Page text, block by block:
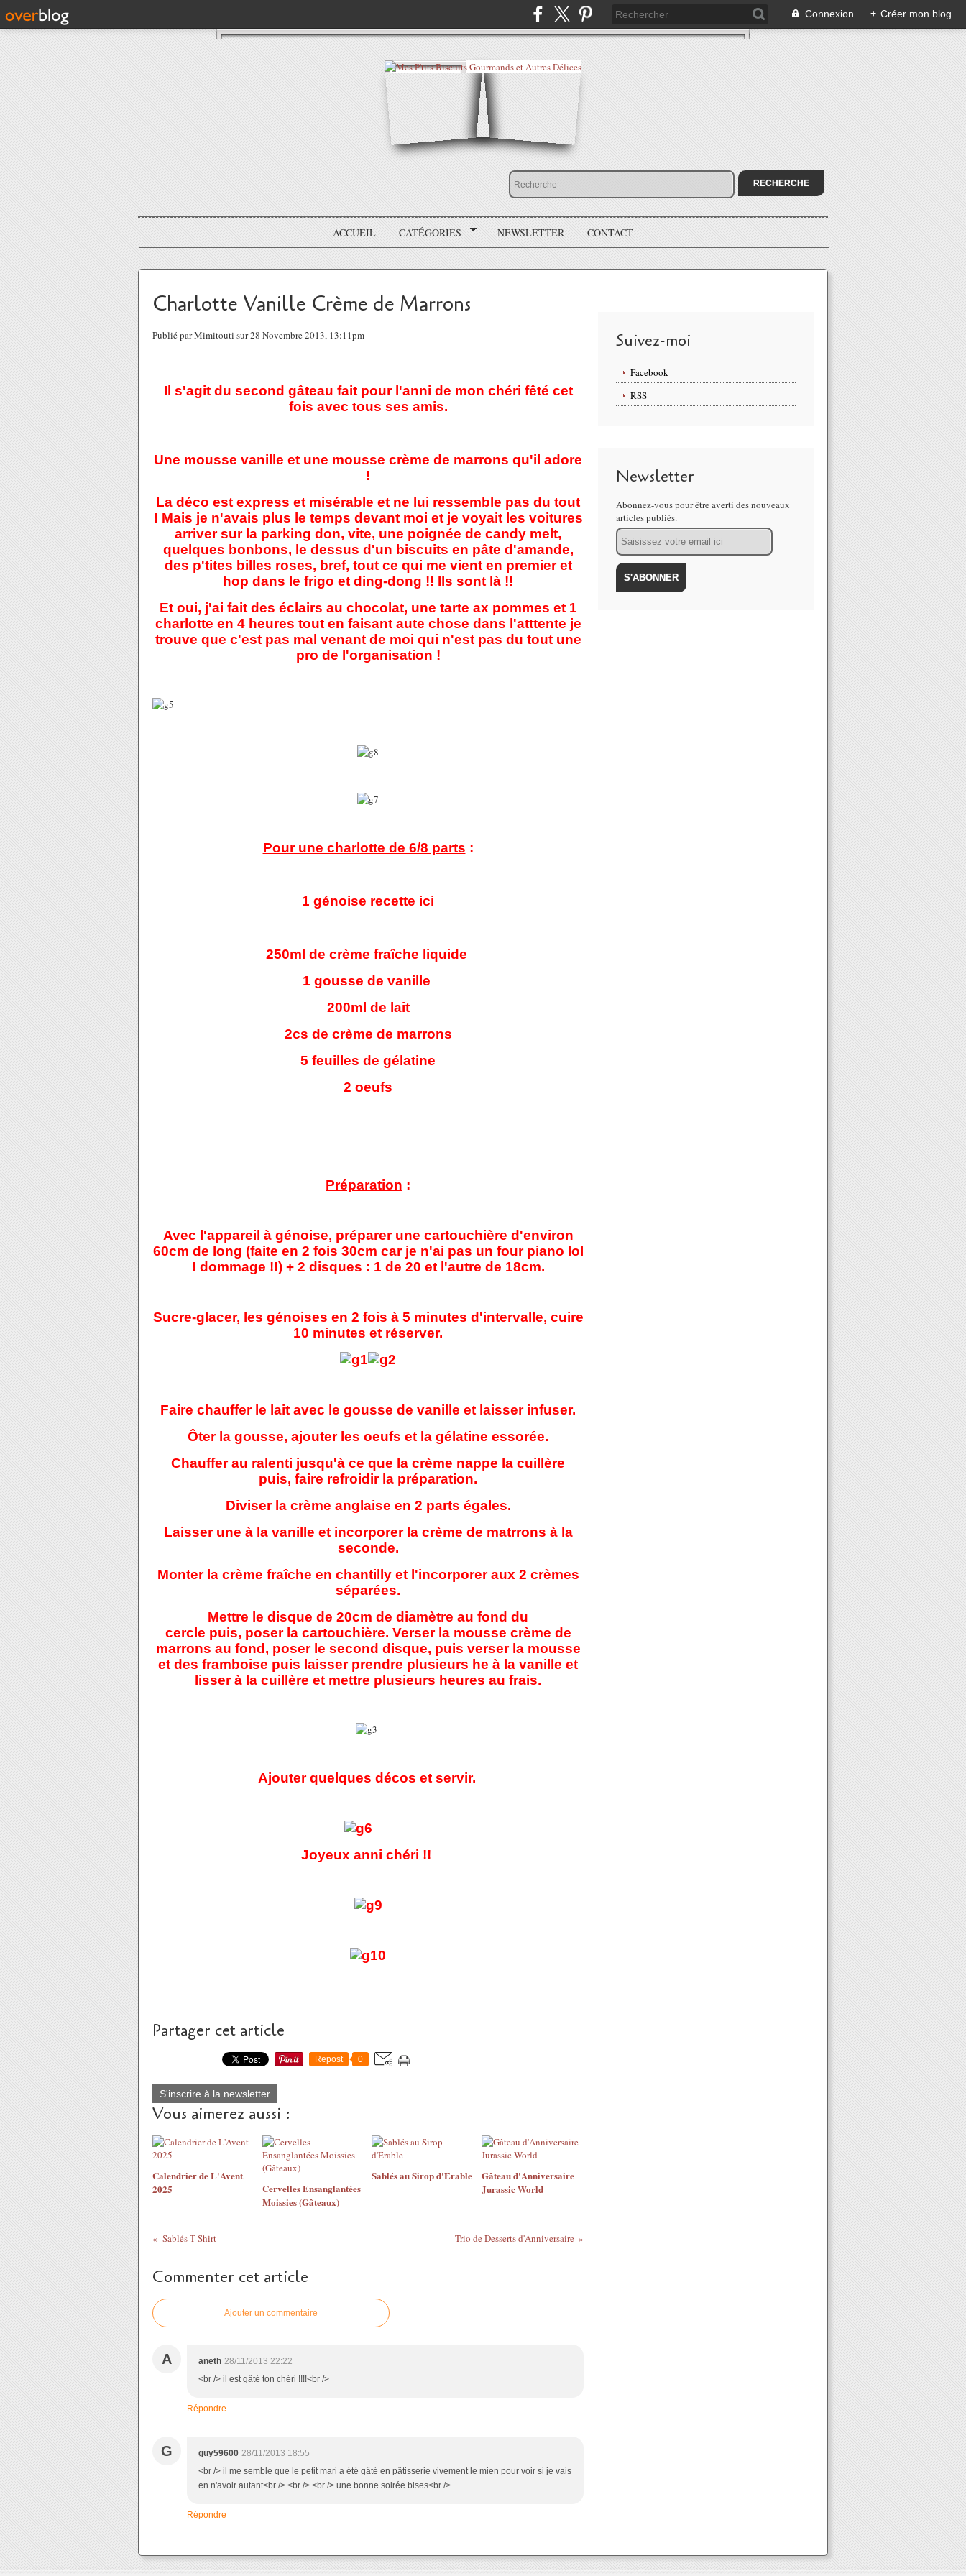
Connexion + Créer mon blog
ACCUEIL CATÉGORIES NEWSLETTER CONTACT
Charlotte Vanille Crème de Marrons
Publié par Mimitouti sur 28 Novembre 2013, 13:11pm
Il s'agit du second gâteau fait pour l'anni de mon chéri fêté cet
fois avec tous ses amis.
Une mousse vanille et une mousse crème de marrons qu'il adore
!
La déco est express et misérable et ne lui ressemble pas du tout
! Mais je n'avais plus le temps devant moi et je voyait les voitures
arriver sur la parking don, vite, une poignée de candy melt,
quelques bonbons, le dessus d'un biscuits en pâte d'amande,
des p'tites billes roses, bref, tout ce qui me vient en premier et
hop dans le frigo et ding-dong !! Ils sont là !!
Et oui, j'ai fait des éclairs au chocolat, une tarte ax pommes et 1
charlotte en 4 heures tout en faisant aute chose dans l'atttente je
trouve que c'est pas mal venant de moi qui n'est pas du tout une
pro de l'organisation !
Pour une charlotte de 6/8 parts :
1 génoise recette ici
250ml de crème fraîche liquide
1 gousse de vanille
200ml de lait
2cs de crème de marrons
5 feuilles de gélatine
2 oeufs
Préparation :
Avec l'appareil à génoise, préparer une cartouchière d'environ
60cm de long (faite en 2 fois 30cm car je n'ai pas un four piano lol
! dommage !!) + 2 disques : 1 de 20 et l'autre de 18cm.
Sucre-glacer, les génoises en 2 fois à 5 minutes d'intervalle, cuire
10 minutes et réserver.
Faire chauffer le lait avec le gousse de vanille et laisser infuser.
Ôter la gousse, ajouter les oeufs et la gélatine essorée.
Chauffer au ralenti jusqu'à ce que la crème nappe la cuillère
puis, faire refroidir la préparation.
Diviser la crème anglaise en 2 parts égales.
Laisser une à la vanille et incorporer la crème de matrrons à la
seconde.
Monter la crème fraîche en chantilly et l'incorporer aux 2 crèmes
séparées.
Mettre le disque de 20cm de diamètre au fond du
cercle puis, poser la cartouchière. Verser la mousse crème de
marrons au fond, poser le second disque, puis verser la mousse
et des framboise puis laisser prendre plusieurs he à la vanille et
lisser à la cuillère et mettre plusieurs heures au frais.
Ajouter quelques décos et servir.
Joyeux anni chéri !!
Partager cet article
Repost 0
S'inscrire à la newsletter
Vous aimerez aussi :
Calendrier de L'Avent
2025
Cervelles Ensanglantées
Moissies (Gâteaux)
Sablés au Sirop d'Erable
Gâteau d'Anniversaire
Jurassic World
Sablés T-Shirt Trio de Desserts d'Anniversaire
Commenter cet article
Ajouter un commentaire
A aneth 28/11/2013 22:22
<br /> il est gâté ton chéri !!!!<br />
Répondre
G guy59600 28/11/2013 18:55
<br /> il me semble que le petit mari a été gâté en pâtisserie vivement le mien pour voir si je vais
en n'avoir autant<br /> <br /> <br /> une bonne soirée bises<br />
Répondre
Suivez-moi
Facebook
RSS
Newsletter
Abonnez-vous pour être averti des nouveaux
articles publiés.
Email